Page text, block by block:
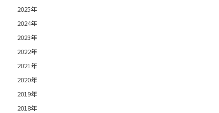
2025年
2024年
2023年
2022年
2021年
2020年
2019年
2018年